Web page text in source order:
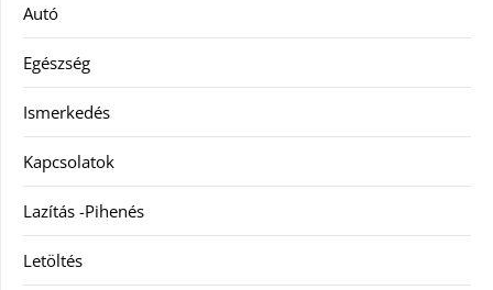
Autó
Egészség
Ismerkedés
Kapcsolatok
Lazítás -Pihenés
Letöltés